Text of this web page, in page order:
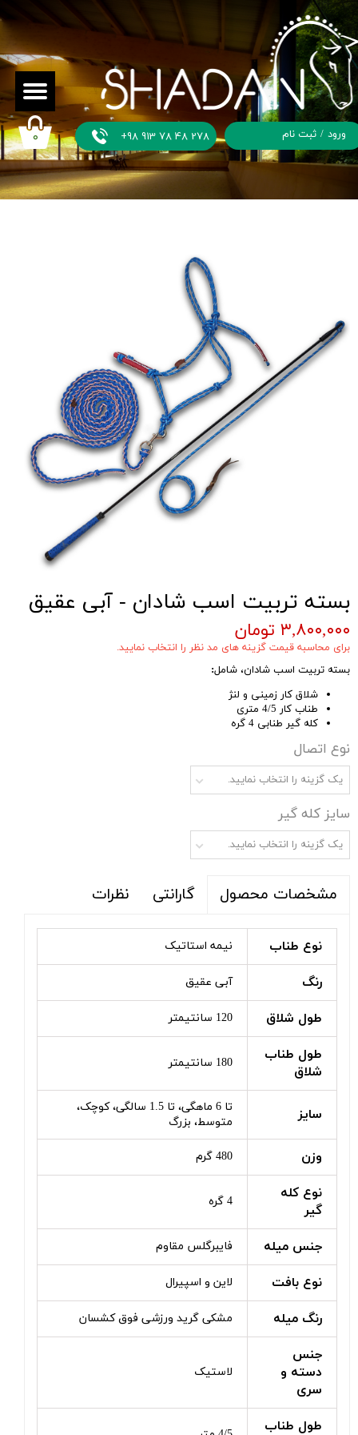
+98 913 78 48 278 ورود / ثبت نام
حساب
حساب
کاربری
۰
بسته تربیت اسب شادان - آبی عقیق
۳,۸۰۰,۰۰۰ تومان
برای محاسبه قیمت گزینه های مد نظر را انتخاب نمایید.
بسته تربیت اسب شادان، شامل:
شلاق کار زمینی و لنژ
طناب کار 4/5 متری
کله گیر طنابی 4 گره
نوع اتصال
یک گزینه را انتخاب نمایید.
سایز کله گیر
یک گزینه را انتخاب نمایید.
مشخصات محصول گارانتی نظرات
نوع طناب نیمه استاتیک
رنگ آبی عقیق
طول شلاق 120 سانتیمتر
طول طناب
شلاق
180 سانتیمتر
سایز
تا 6 ماهگی، تا 1.5 سالگی، کوچک،
متوسط، بزرگ
وزن 480 گرم
نوع کله
گیر
4 گره
جنس میله فایبرگلس مقاوم
نوع بافت لاین و اسپیرال
رنگ میله مشکی گرید ورزشی فوق کشسان
جنس
دسته و
سری
لاستیک
طول طناب